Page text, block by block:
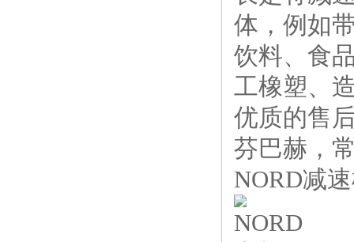
体，例如
饮料、食
工橡塑、
优质的售
芬巴赫，
NORD减